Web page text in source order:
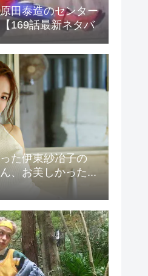
田泰造のセンター
169話最新ネタバ
た伊東紗冶子の
、お美しかった...